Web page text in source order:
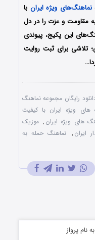
نماهنگ‌های ویژه ایران با
مقاومت و عزت را در دل
این پکیج، پیوندی
تلاشی برای ثبت روایت
رایگان مجموعه نماهنگ
های ویژه ایران با کیفیت
های ویژه ایران , موزیک
ایران , نماهنگ حمله به
نام پرواز